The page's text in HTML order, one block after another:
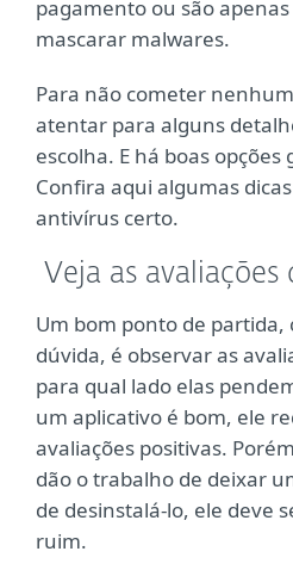
pagamento ou são
mascarar malwares.
Para não cometer
atentar para alguns
escolha. E há boas
Confira aqui algumas
antivírus certo.
Veja as avaliações
Um bom ponto de partida,
dúvida, é observar as
para qual lado elas
um aplicativo é bom, ele
avaliações positivas.
dão o trabalho de deixar
de desinstalá-lo, ele deve
ruim.